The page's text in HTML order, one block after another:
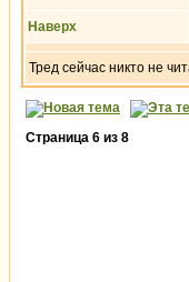
Наверх
Тред сейчас никто не
Страница 6 из 8